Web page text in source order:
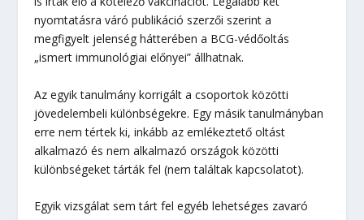
nyomtatásra váró publikáció szerzői szerint a
megfigyelt jelenség hátterében a BCG-védőoltás
„ismert immunológiai előnyei” állhatnak.
Az egyik tanulmány korrigált a csoportok közötti
jövedelembeli különbségekre. Egy másik tanulmányban
erre nem tértek ki, inkább az emlékeztető oltást
alkalmazó és nem alkalmazó országok közötti
különbségeket tárták fel (nem találtak kapcsolatot).
Egyik vizsgálat sem tárt fel egyéb lehetséges zavaró